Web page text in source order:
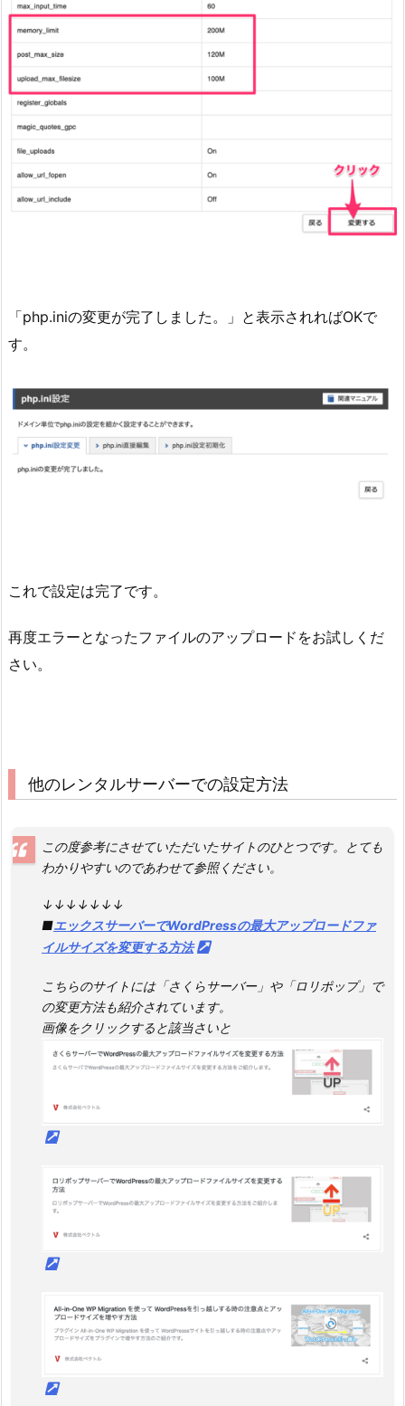
「php.iniの変更が完了しました。」と表示されればOKで
す。
これで設定は完了です。
再度エラーとなったファイルのアップロードをお試しくだ
さい。
他のレンタルサーバーでの設定方法
この度参考にさせていただいたサイトのひとつです。とても
わかりやすいのであわせて参照ください。
↓↓↓↓↓↓↓
■エックスサーバーでWordPressの最大アップロードファ
イルサイズを変更する方法
こちらのサイトには「さくらサーバー」や「ロリポップ」で
の変更方法も紹介されています。
画像をクリックすると該当さいと